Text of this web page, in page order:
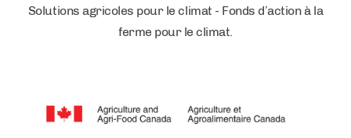
Solutions agricoles pour le climat - Fonds d’action à la
ferme pour le climat.